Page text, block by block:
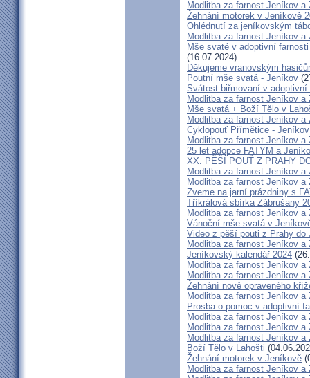
Modlitba za farnost Jeníkov a
Žehnání motorek v Jeníkově
Ohlédnutí za jeníkovským
Modlitba za farnost Jeníkov a
Mše svaté v adoptivní
(16.07.2024)
Děkujeme vranovským
Poutní mše svatá - Jeníkov
Svátost biřmovaní v
Modlitba za farnost Jeníkov a
Mše svatá + Boží Tělo v
Modlitba za farnost Jeníkov a
Cyklopouť Přímětice - Jeníkov
Modlitba za farnost Jeníkov a
25 let adopce FATYM a
XX. PĚŠÍ POUŤ Z PRAHY
Modlitba za farnost Jeníkov a
Modlitba za farnost Jeníkov a
Zveme na jarní prázdniny s
Tříkrálová sbírka Zábrušany
Modlitba za farnost Jeníkov a
Vánoční mše svatá v
Video z pěší pouti z Prahy do
Modlitba za farnost Jeníkov a
Jeníkovský kalendář 2024
Modlitba za farnost Jeníkov a
Modlitba za farnost Jeníkov a
Žehnání nově opraveného
Modlitba za farnost Jeníkov a
Prosba o pomoc v adoptivní
Modlitba za farnost Jeníkov a
Modlitba za farnost Jeníkov a
Modlitba za farnost Jeníkov a
Boží Tělo v Lahošti
Žehnání motorek v Jeníkově
Modlitba za farnost Jeníkov a